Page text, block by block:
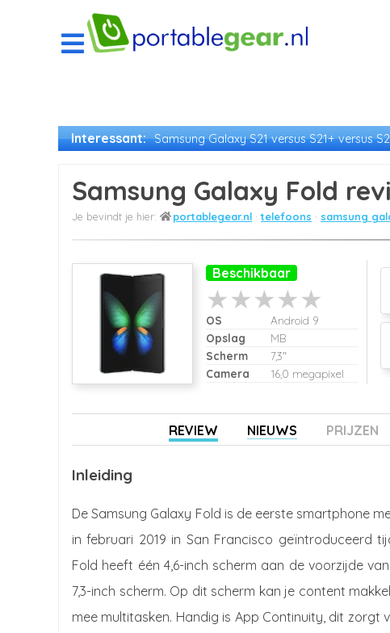
Interessant: Samsung Galaxy S21 versus S21+ versus
Samsung Galaxy Fold
portablegear.nl telefoons samsung
Beschikbaar
OS
Android 9
Opslag
MB
Scherm
7,3"
Camera
16,0 megapixel
REVIEW NIEUWS PRIJZEN
Inleiding
De Samsung Galaxy Fold is de eerste smartphone
in februari 2019 in San Francisco geïntroduceerd
Fold heeft één 4,6-inch scherm aan de voorzijde
7,3-inch scherm. Op dit scherm kan je content
mee multitasken. Handig is App Continuity, dit